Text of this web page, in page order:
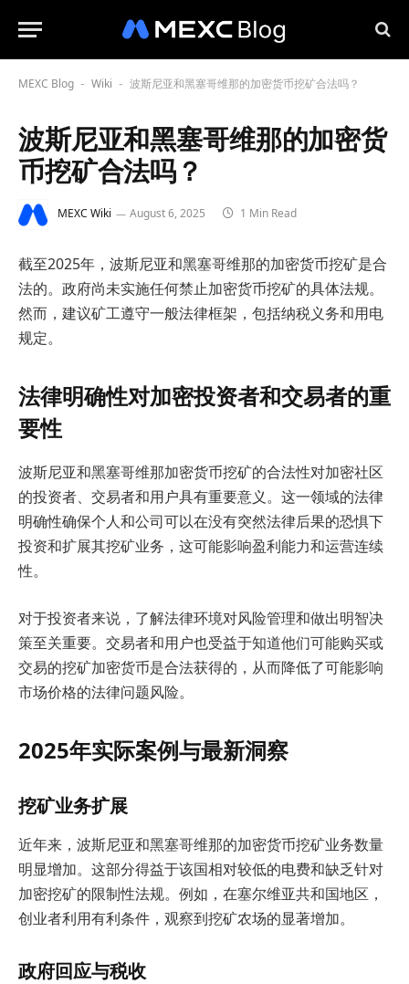
MEXC Blog - Wiki - 波斯尼亚和黑塞哥维那的加密货币挖矿合法吗？
波斯尼亚和黑塞哥维那的加密货
币挖矿合法吗？
MEXC Wiki August 6, 2025 1 Min Read
截至2025年，波斯尼亚和黑塞哥维那的加密货币挖矿是合
法的。政府尚未实施任何禁止加密货币挖矿的具体法规。
然而，建议矿工遵守一般法律框架，包括纳税义务和用电
规定。
法律明确性对加密投资者和交易者的重
要性
波斯尼亚和黑塞哥维那加密货币挖矿的合法性对加密社区
的投资者、交易者和用户具有重要意义。这一领域的法律
明确性确保个人和公司可以在没有突然法律后果的恐惧下
投资和扩展其挖矿业务，这可能影响盈利能力和运营连续
性。
对于投资者来说，了解法律环境对风险管理和做出明智决
策至关重要。交易者和用户也受益于知道他们可能购买或
交易的挖矿加密货币是合法获得的，从而降低了可能影响
市场价格的法律问题风险。
2025年实际案例与最新洞察
挖矿业务扩展
近年来，波斯尼亚和黑塞哥维那的加密货币挖矿业务数量
明显增加。这部分得益于该国相对较低的电费和缺乏针对
加密挖矿的限制性法规。例如，在塞尔维亚共和国地区，
创业者利用有利条件，观察到挖矿农场的显著增加。
政府回应与税收